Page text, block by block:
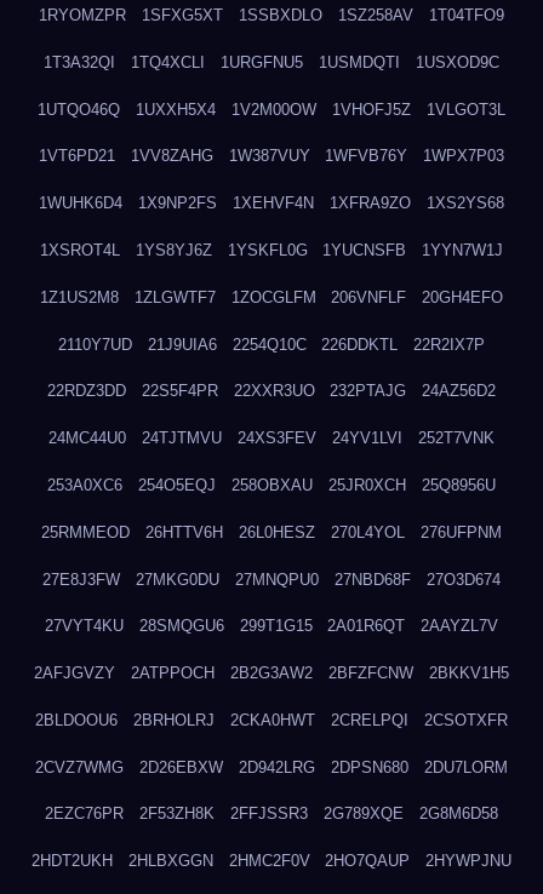
1RYOMZPR 1SFXG5XT 1SSBXDLO 1SZ258AV 1T04TFO9
1T3A32QI 1TQ4XCLI 1URGFNU5 1USMDQTI 1USXOD9C
1UTQO46Q 1UXXH5X4 1V2M00OW 1VHOFJ5Z 1VLGOT3L
1VT6PD21 1VV8ZAHG 1W387VUY 1WFVB76Y 1WPX7P03
1WUHK6D4 1X9NP2FS 1XEHVF4N 1XFRA9ZO 1XS2YS68
1XSROT4L 1YS8YJ6Z 1YSKFL0G 1YUCNSFB 1YYN7W1J
1Z1US2M8 1ZLGWTF7 1ZOCGLFM 206VNFLF 20GH4EFO
2110Y7UD 21J9UIA6 2254Q10C 226DDKTL 22R2IX7P
22RDZ3DD 22S5F4PR 22XXR3UO 232PTAJG 24AZ56D2
24MC44U0 24TJTMVU 24XS3FEV 24YV1LVI 252T7VNK
253A0XC6 254O5EQJ 258OBXAU 25JR0XCH 25Q8956U
25RMMEOD 26HTTV6H 26L0HESZ 270L4YOL 276UFPNM
27E8J3FW 27MKG0DU 27MNQPU0 27NBD68F 27O3D674
27VYT4KU 28SMQGU6 299T1G15 2A01R6QT 2AAYZL7V
2AFJGVZY 2ATPPOCH 2B2G3AW2 2BFZFCNW 2BKKV1H5
2BLDOOU6 2BRHOLRJ 2CKA0HWT 2CRELPQI 2CSOTXFR
2CVZ7WMG 2D26EBXW 2D942LRG 2DPSN680 2DU7LORM
2EZC76PR 2F53ZH8K 2FFJSSR3 2G789XQE 2G8M6D58
2HDT2UKH 2HLBXGGN 2HMC2F0V 2HO7QAUP 2HYWPJNU